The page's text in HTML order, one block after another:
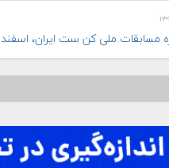
مسابقات ملی کن ست ایران، اسفند ۹۸